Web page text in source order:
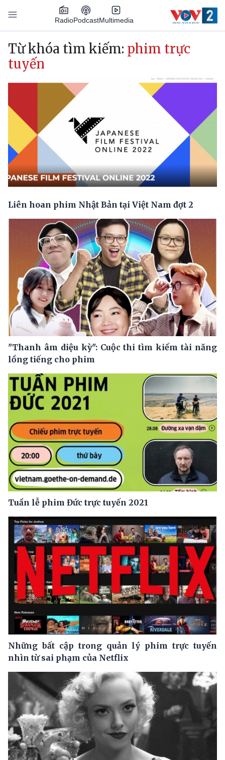
Nhảy đến nội dung
RadioPodcastMultimedia
Main navigation
Từ khóa tìm kiếm: phim trực
tuyến
Liên hoan phim Nhật Bản tại Việt Nam đợt 2
"Thanh âm diệu kỳ": Cuộc thi tìm kiếm tài năng
lồng tiếng cho phim
Tuần lễ phim Đức trực tuyến 2021
Những bất cập trong quản lý phim trực tuyến
nhìn từ sai phạm của Netflix